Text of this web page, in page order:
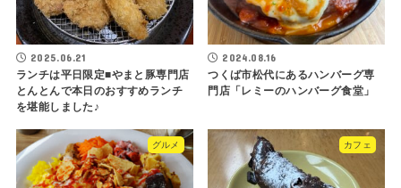
2025.06.21
ランチは平日限定■やまと豚専門店
とんとんで本日のおすすめランチ
を堪能しました♪
2024.08.16
つくば市松代にあるハンバーグ専
門店「レミーのハンバーグ食堂」
グルメ カフェ